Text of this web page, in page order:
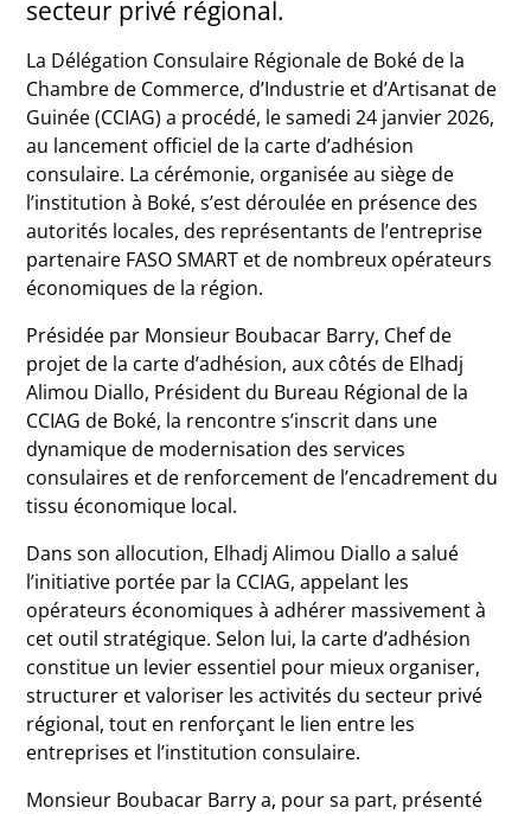
secteur privé régional.
La Délégation Consulaire Régionale de Boké de la
Chambre de Commerce, d’Industrie et d’Artisanat de
Guinée (CCIAG) a procédé, le samedi 24 janvier 2026,
au lancement officiel de la carte d’adhésion
consulaire. La cérémonie, organisée au siège de
l’institution à Boké, s’est déroulée en présence des
autorités locales, des représentants de l’entreprise
partenaire FASO SMART et de nombreux opérateurs
économiques de la région.
Présidée par Monsieur Boubacar Barry, Chef de
projet de la carte d’adhésion, aux côtés de Elhadj
Alimou Diallo, Président du Bureau Régional de la
CCIAG de Boké, la rencontre s’inscrit dans une
dynamique de modernisation des services
consulaires et de renforcement de l’encadrement du
tissu économique local.
Dans son allocution, Elhadj Alimou Diallo a salué
l’initiative portée par la CCIAG, appelant les
opérateurs économiques à adhérer massivement à
cet outil stratégique. Selon lui, la carte d’adhésion
constitue un levier essentiel pour mieux organiser,
structurer et valoriser les activités du secteur privé
régional, tout en renforçant le lien entre les
entreprises et l’institution consulaire.
Monsieur Boubacar Barry a, pour sa part, présenté